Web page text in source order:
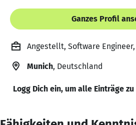
Ganzes Profil
Angestellt, Software
Munich, Deutschland
Logg Dich ein, um alle Einträge